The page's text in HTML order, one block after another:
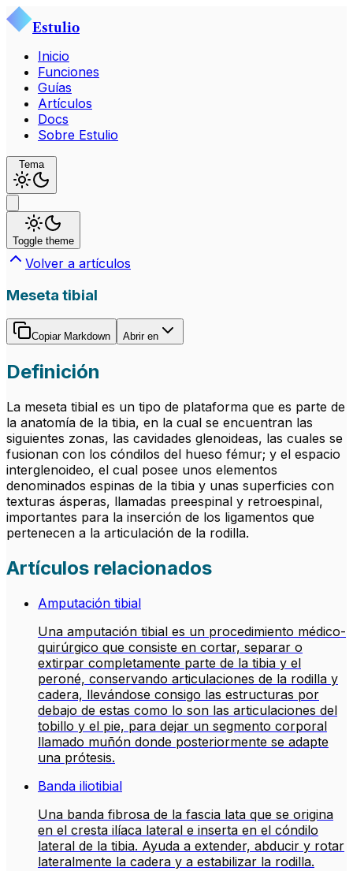
Estulio
Inicio
Funciones
Guías
Artículos
Docs
Sobre Estulio
Tema
Toggle theme
Volver a artículos
Meseta tibial
Copiar Markdown Abrir en
Definición
La meseta tibial es un tipo de plataforma que es parte de
la anatomía de la tibia, en la cual se encuentran las
siguientes zonas, las cavidades glenoideas, las cuales se
fusionan con los cóndilos del hueso fémur; y el espacio
interglenoideo, el cual posee unos elementos
denominados espinas de la tibia y unas superficies con
texturas ásperas, llamadas preespinal y retroespinal,
importantes para la inserción de los ligamentos que
pertenecen a la articulación de la rodilla.
Artículos relacionados
Amputación tibial
Una amputación tibial es un procedimiento médico-
quirúrgico que consiste en cortar, separar o
extirpar completamente parte de la tibia y el
peroné, conservando articulaciones de la rodilla y
cadera, llevándose consigo las estructuras por
debajo de estas como lo son las articulaciones del
tobillo y el pie, para dejar un segmento corporal
llamado muñón donde posteriormente se adapte
una prótesis.
Banda iliotibial
Una banda fibrosa de la fascia lata que se origina
en el cresta ilíaca lateral e inserta en el cóndilo
lateral de la tibia. Ayuda a extender, abducir y rotar
lateralmente la cadera y a estabilizar la rodilla.